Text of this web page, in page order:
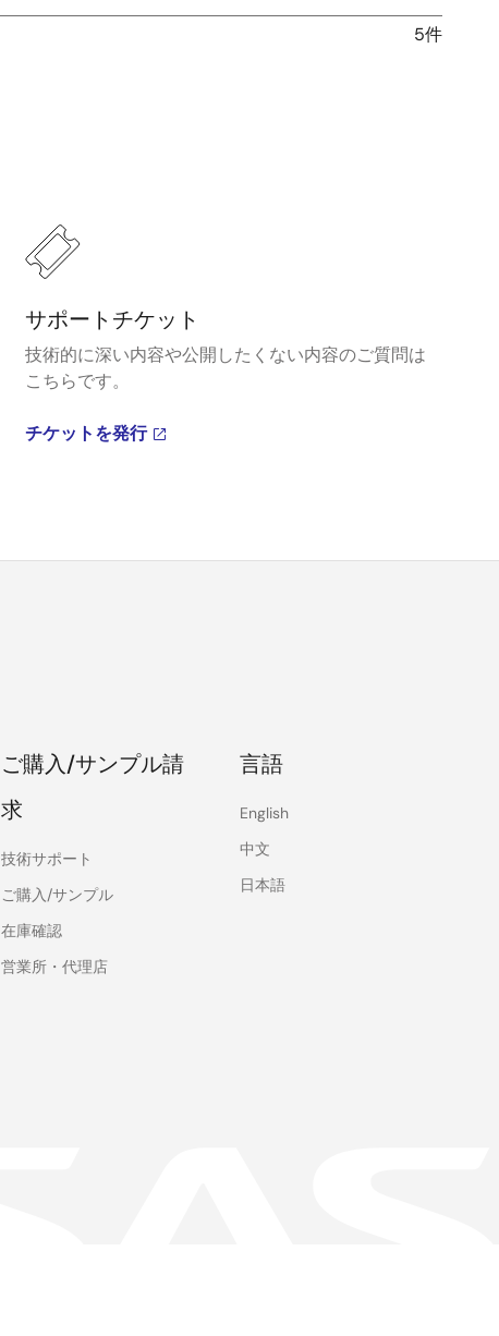
5件
サポートチケット
技術的に深い内容や公開したくない内容のご質問は
こちらです。
チケットを発行
ご購入/サンプル請
求
技術サポート
ご購入/サンプル
在庫確認
営業所・代理店
言語
English
中文
日本語